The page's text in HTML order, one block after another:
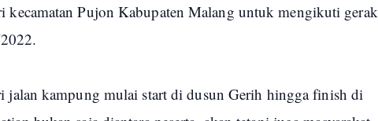
kecamatan Pujon Kabupaten Malang untuk mengikuti gerak
jalan kampung mulai start di dusun Gerih hingga finish di